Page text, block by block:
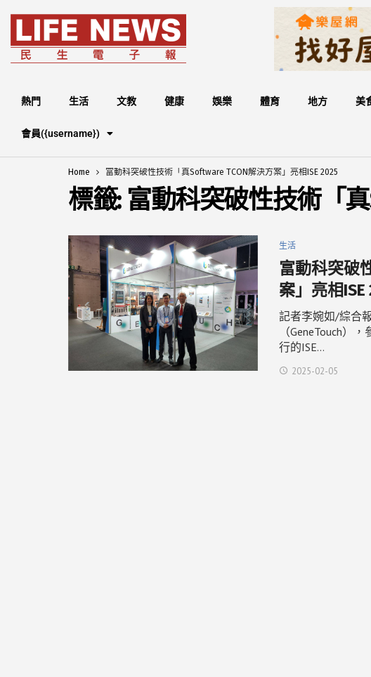
熱門 生活 文教 健康 娛樂 體育 地方 美
會員({username})
Home 富動科突破性技術「真Software TCON解決方案」亮相ISE 2025
標籤: 富動科突破性技術「
生活
富動科突破
案」亮相ISE
記者李婉如/綜合
（GeneTouch）
行的ISE…
2025-02-05